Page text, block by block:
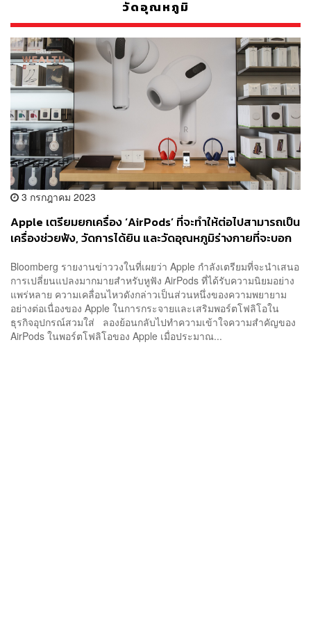
วัดอุณหภูมิ
3 กรกฎาคม 2023
Apple เตรียมยกเครื่อง ‘AirPods’ ที่จะทำให้ต่อไปสามารถเป็น
เครื่องช่วยฟัง, วัดการได้ยิน และวัดอุณหภูมิร่างกายที่จะบอก
Bloomberg รายงานข่าววงในที่เผยว่า Apple กำลังเตรียมที่จะนำเสนอ
การเปลี่ยนแปลงมากมายสำหรับหูฟัง AirPods ที่ได้รับความนิยมอย่าง
แพร่หลาย ความเคลื่อนไหวดังกล่าวเป็นส่วนหนึ่งของความพยายาม
อย่างต่อเนื่องของ Apple ในการกระจายและเสริมพอร์ตโฟลิโอใน
ธุรกิจอุปกรณ์สวมใส่ ลองย้อนกลับไปทำความเข้าใจความสำคัญของ
AirPods ในพอร์ตโฟลิโอของ Apple เมื่อประมาณ...